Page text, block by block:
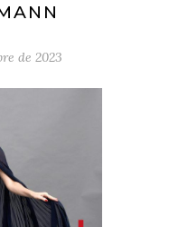
de 2023